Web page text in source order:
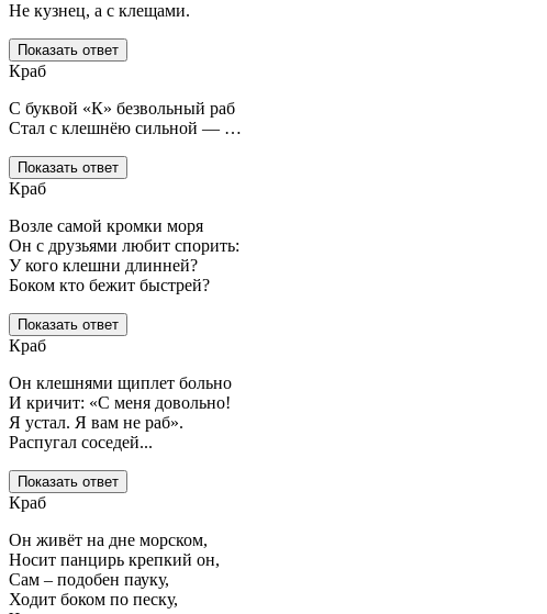
Не кузнец, а с клещами.
Показать ответ
Краб
С буквой «К» безвольный раб
Стал с клешнёю сильной — …
Показать ответ
Краб
Возле самой кромки моря
Он с друзьями любит спорить:
У кого клешни длинней?
Боком кто бежит быстрей?
Показать ответ
Краб
Он клешнями щиплет больно
И кричит: «С меня довольно!
Я устал. Я вам не раб».
Распугал соседей...
Показать ответ
Краб
Он живёт на дне морском,
Носит панцирь крепкий он,
Сам – подобен пауку,
Ходит боком по песку,